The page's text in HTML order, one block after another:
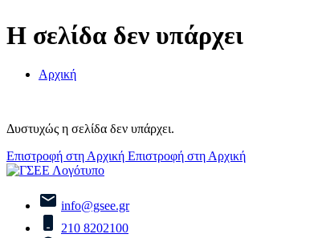
Η σελίδα δεν υπάρχει
Αρχική
Δυστυχώς η σελίδα δεν υπάρχει.
Επιστροφή στη Αρχική Επιστροφή στη Αρχική
info@gsee.gr
210 8202100